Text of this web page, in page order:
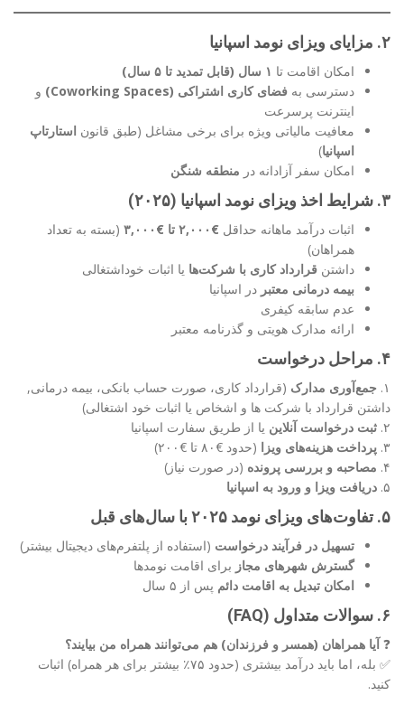
۲. مزایای ویزای نومد اسپانیا
امکان اقامت تا ۱ سال (قابل تمدید تا ۵ سال)
دسترسی به فضای کاری اشتراکی (Coworking Spaces)
و
اینترنت پرسرعت
معافیت مالیاتی ویژه برای برخی مشاغل (طبق قانون استارتاپ
اسپانیا)
امکان سفر آزادانه در منطقه شنگن
۳. شرایط اخذ ویزای نومد اسپانیا (۲۰۲۵)
اثبات درآمد ماهانه حداقل €۲,۰۰۰ تا €۳,۰۰۰
(بسته به تعداد
همراهان)
داشتن قرارداد کاری با شرکت‌ها یا اثبات خوداشتغالی
بیمه درمانی معتبر در اسپانیا
عدم سابقه کیفری
ارائه مدارک هویتی و گذرنامه معتبر
۴. مراحل درخواست
۱. جمع‌آوری مدارک (قرارداد کاری، صورت حساب بانکی، بیمه درمانی,
داشتن قرارداد با شرکت ها و اشخاص یا اثبات خود اشتغالی)
۲. ثبت درخواست آنلاین یا از طریق سفارت اسپانیا
۳. پرداخت هزینه‌های ویزا (حدود €۸۰ تا €۲۰۰)
۴. مصاحبه و بررسی پرونده (در صورت نیاز)
۵. دریافت ویزا و ورود به اسپانیا
۵. تفاوت‌های ویزای نومد ۲۰۲۵ با سال‌های قبل
تسهیل در فرآیند درخواست (استفاده از پلتفرم‌های دیجیتال بیشتر)
گسترش شهرهای مجاز برای اقامت نومدها
امکان تبدیل به اقامت دائم پس از ۵ سال
۶. سوالات متداول (FAQ)
❓آیا همراهان (همسر و فرزندان) هم می‌توانند همراه من بیایند؟
✅ بله، اما باید درآمد بیشتری (حدود ۷۵٪ بیشتر برای هر همراه) اثبات
کنید.